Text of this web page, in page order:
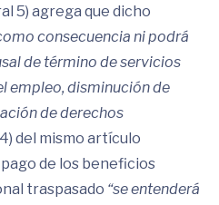
5) agrega que dicho
consecuencia ni podrá
de término de servicios
empleo, disminución de
de derechos
del mismo artículo
de los beneficios
traspasado “seentenderá